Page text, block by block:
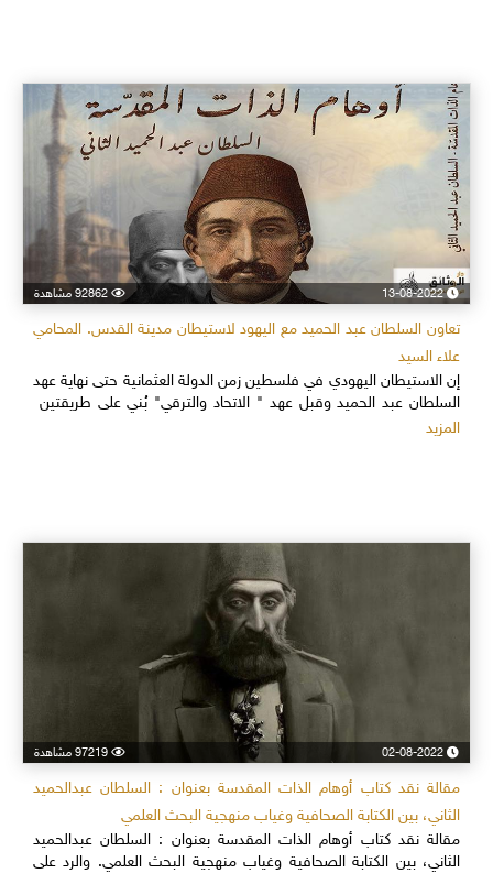
13-08-2022 92862 مشاهدة
تعاون السلطان عبد الحميد مع اليهود لاستيطان مدينة القدس. المحامي
علاء السيد
إن الاستيطان اليهودي في فلسطين زمن الدولة العثمانية حتى نهاية عهد
السلطان عبد الحميد وقبل عهد " الاتحاد والترقي" بُني على طريقتين
المزيد
02-08-2022 97219 مشاهدة
مقالة نقد كتاب أوهام الذات المقدسة بعنوان : السلطان عبدالحميد
الثاني، بين الكتابة الصحافية وغياب منهجية البحث العلمي
مقالة نقد كتاب أوهام الذات المقدسة بعنوان : السلطان عبدالحميد
الثاني، بين الكتابة الصحافية وغياب منهجية البحث العلمي. والرد على